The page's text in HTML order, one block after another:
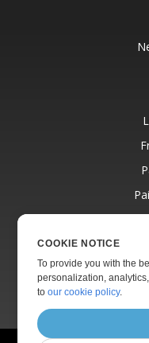
COOKIE NOTICE
To provide you with the
personalization,
toour cookie policy.